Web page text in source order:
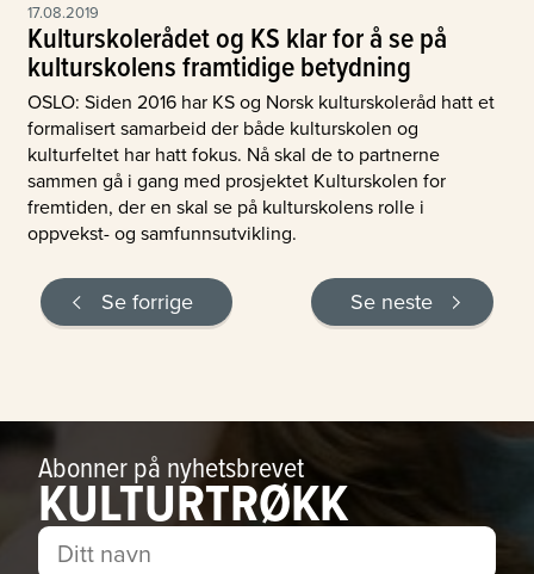
17.08.2019
Kulturskolerådet og KS klar for å se på
kulturskolens framtidige betydning
OSLO: Siden 2016 har KS og Norsk kulturskoleråd hatt et
formalisert samarbeid der både kulturskolen og
kulturfeltet har hatt fokus. Nå skal de to partnerne
sammen gå i gang med prosjektet Kulturskolen for
fremtiden, der en skal se på kulturskolens rolle i
oppvekst- og samfunnsutvikling.
Se forrige Se neste
Abonner på nyhetsbrevet
KULTURTRØKK